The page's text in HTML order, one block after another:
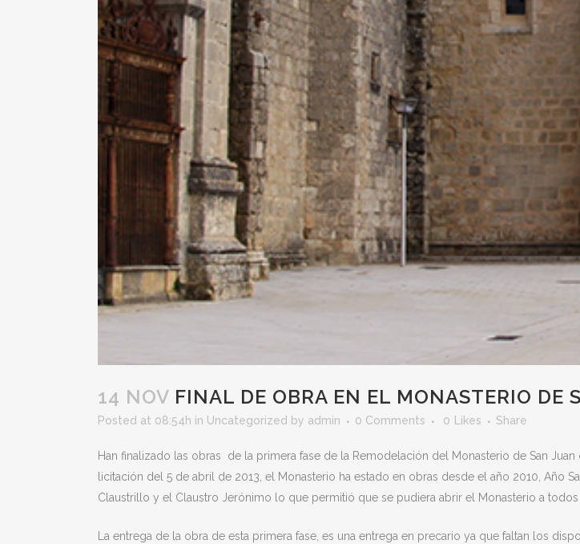
14 NOV FINAL DE OBRA EN EL MONASTERIO DE
Posted at 08:54h in Uncategorized by admin 0 Comments 0 Likes Share
Han finalizado las obras de la primera fase de la Remodelación del Monasterio de San
licitación del 5 de abril de 2013, el Monasterio ha estado en obras desde el año 2010, Año
Claustrillo y el Claustro Jerónimo lo que permitió que se pudiera abrir el Monasterio a
La entrega de la obra de esta primera fase, es una entrega en precario ya que faltan los